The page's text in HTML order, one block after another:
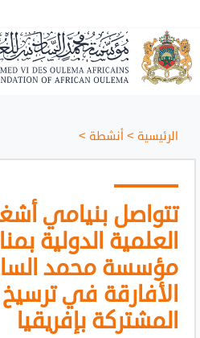
الرئيسية >أنشطة >
تتواصل بنيامي
العلمية الدولية
مؤسسة محمد
الأفارقة في ترسيخ
المشتركة بإفريقيا